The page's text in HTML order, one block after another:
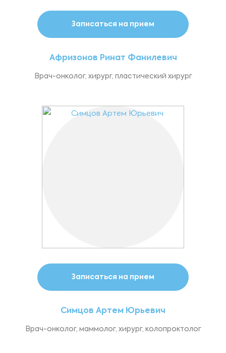
Записаться на прием
Афризонов Ринат Фанилевич
Врач-онколог, хирург, пластический хирург
Записаться на прием
Симцов Артем Юрьевич
Врач-онколог, маммолог, хирург, колопроктолог